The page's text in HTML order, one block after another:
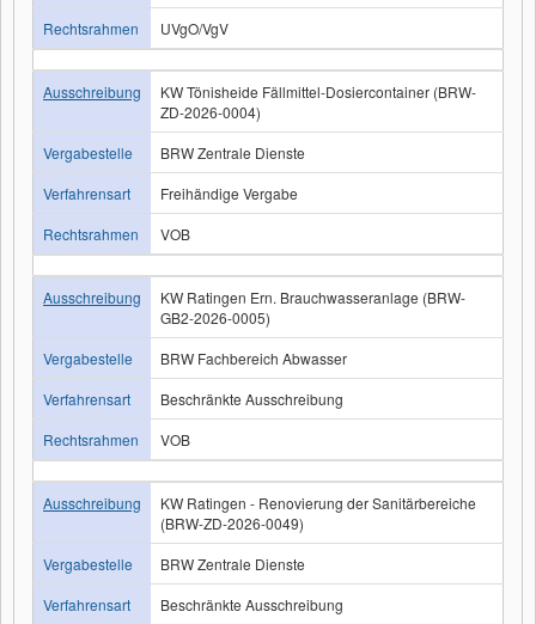
Rechtsrahmen UVgO/VgV
Ausschreibung
KW Tönisheide Fällmittel-Dosiercontainer (BRW-
ZD-2026-0004)
Vergabestelle
BRW Zentrale Dienste
Verfahrensart
Freihändige Vergabe
Rechtsrahmen
VOB
Ausschreibung
KW Ratingen Ern. Brauchwasseranlage (BRW-
GB2-2026-0005)
Vergabestelle
BRW Fachbereich Abwasser
Verfahrensart
Beschränkte Ausschreibung
Rechtsrahmen
VOB
Ausschreibung
KW Ratingen - Renovierung der Sanitärbereiche
(BRW-ZD-2026-0049)
Vergabestelle
BRW Zentrale Dienste
Verfahrensart
Beschränkte Ausschreibung